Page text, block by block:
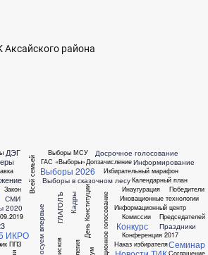
Аксайского района
Всей семьей
2020
Выборы 2026
Выборы МСУ
Выборы в сказочном лесу
ГАС «Выборы»
ГЛАГОЛЪ
Голосуем впервые
ППЗ
ДЭГ
День Конституции Дистанционное голосование
Допзачисление
Досрочное голосование
Закон
ИКРО
Избирательный марафон
Инаугурация
Иновационные технологии
Информационный центр
Информирование
Кадры
Календарный план
Комиссии
Конкурс
Конференция 2017
Наказ избирателя
Победители
Праздники
Председателей
СМИ
Семинар
Соглашение